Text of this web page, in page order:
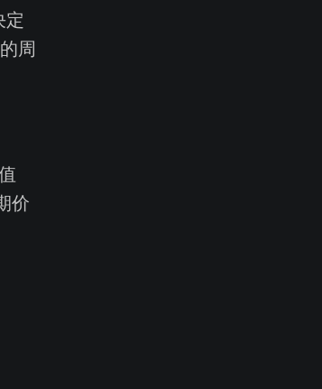
定
周
价